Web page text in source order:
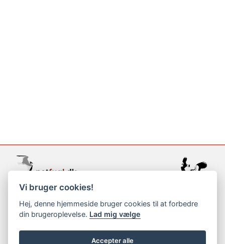
support@netfugl.dk
copyright © 2002-2023
Vi bruger cookies!
Hej, denne hjemmeside bruger cookies til at forbedre
din brugeroplevelse. Lad mig vælge
Accepter alle